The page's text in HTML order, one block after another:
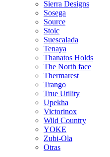
Sierra Designs
Sosega
Source
Stoic
Suescalada
Tenaya
Thanatos Holds
The North face
Thermarest
Trango
True Utility
Upekha
Victorinox
Wild Country
YOKE
Zubi-Ola
Otras